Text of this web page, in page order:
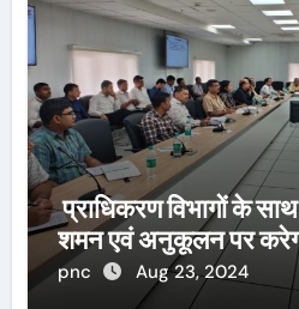
प्राधिकरण विभागों के
शमन एवं अनुकूलन पर
pnc Aug 23, 2024